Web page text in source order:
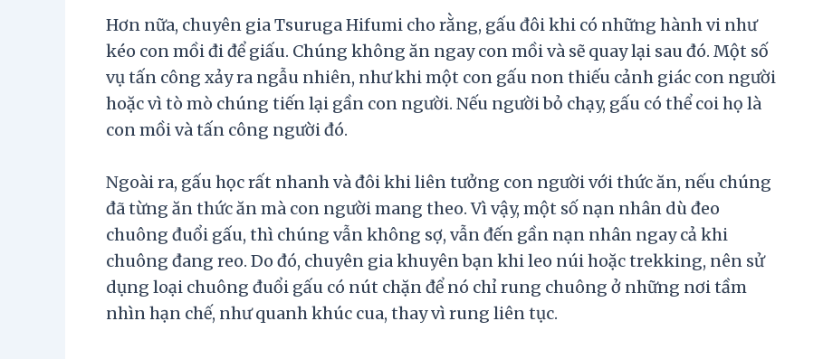
Hơn nữa, chuyên gia Tsuruga Hifumi cho rằng, gấu đôi khi có những hành vi như
kéo con mồi đi để giấu. Chúng không ăn ngay con mồi và sẽ quay lại sau đó. Một số
vụ tấn công xảy ra ngẫu nhiên, như khi một con gấu non thiếu cảnh giác con người
hoặc vì tò mò chúng tiến lại gần con người. Nếu người bỏ chạy, gấu có thể coi họ là
con mồi và tấn công người đó.
Ngoài ra, gấu học rất nhanh và đôi khi liên tưởng con người với thức ăn, nếu chúng
đã từng ăn thức ăn mà con người mang theo. Vì vậy, một số nạn nhân dù đeo
chuông đuổi gấu, thì chúng vẫn không sợ, vẫn đến gần nạn nhân ngay cả khi
chuông đang reo. Do đó, chuyên gia khuyên bạn khi leo núi hoặc trekking, nên sử
dụng loại chuông đuổi gấu có nút chặn để nó chỉ rung chuông ở những nơi tầm
nhìn hạn chế, như quanh khúc cua, thay vì rung liên tục.